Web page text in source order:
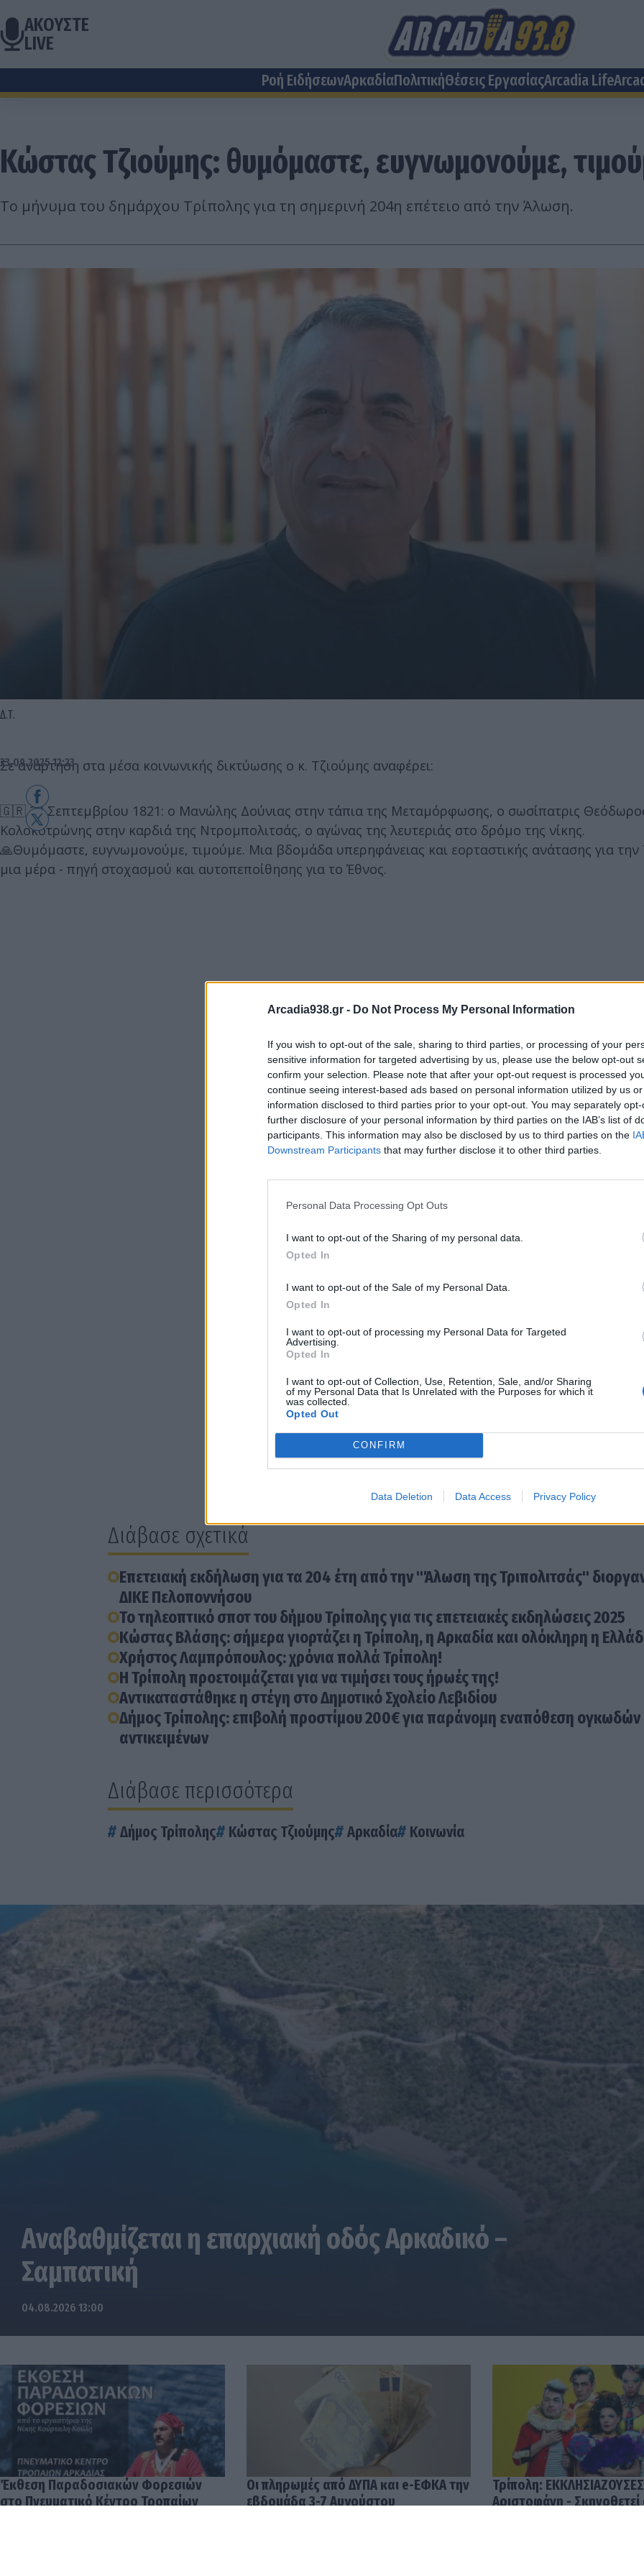
Arcadia938.gr - Do Not Process My Personal Information
If you wish to opt-out of the sale, sharing to third parties, or processing of your
sensitive information for targeted advertising by us, please use the below opt-out
confirm your selection. Please note that after your opt-out request is processed
continue seeing interest-based ads based on personal information utilized by us
information disclosed to third parties prior to your opt-out. You may separately
further disclosure of your personal information by third parties on the IAB’s list of
participants. This information may also be disclosed by us to third parties on the
Downstream Participants that may further disclose it to other third parties.
Personal Data Processing Opt Outs
I want to opt-out of the Sharing of my personal data.
Opted In
I want to opt-out of the Sale of my Personal Data.
Opted In
I want to opt-out of processing my Personal Data for Targeted
Advertising.
Opted In
I want to opt-out of Collection, Use, Retention, Sale, and/or Sharing
of my Personal Data that Is Unrelated with the Purposes for which it
was collected.
Opted Out
CONFIRM
Data Deletion Data Access Privacy Policy
ΑΚΟΥΣΤΕ
LIVE
Ροή ΕιδήσεωνΑρκαδίαΠολιτικήΘέσεις EργασίαςArcadia Life
Κώστας Τζιούμης: θυμόμαστε, ευγνωμονούμε,
Το μήνυμα του δημάρχου Τρίπολης για τη σημερινή 204η επέτειο από την Άλωση.
Δ.Τ.
23.09.2025 12:23
Σε ανάρτηση στα μέσα κοινωνικής δικτύωσης ο κ. Τζιούμης αναφέρει:
🇬🇷 23 Σεπτεμβρίου 1821: ο Μανώλης Δούνιας στην τάπια της Μεταμόρφωσης, ο σωσίπατρις
Κολοκοτρώνης στην καρδιά της Ντρομπολιτσάς, ο αγώνας της λευτεριάς στο δρόμο της νίκης.
🙏Θυμόμαστε, ευγνωμονούμε, τιμούμε. Μια βδομάδα υπερηφάνειας και εορταστικής ανάτασης για την
μια μέρα - πηγή στοχασμού και αυτοπεποίθησης για το Έθνος.
Διάβασε σχετικά
Επετειακή εκδήλωση για τα 204 έτη από την "Άλωση της Τριπολιτσάς"
ΔΙΚΕ Πελοποννήσου
Το τηλεοπτικό σποτ του δήμου Τρίπολης για τις επετειακές εκδηλώσεις 2025
Κώστας Βλάσης: σήμερα γιορτάζει η Τρίπολη, η Αρκαδία και ολόκληρη η
Χρήστος Λαμπρόπουλος: χρόνια πολλά Τρίπολη!
Η Τρίπολη προετοιμάζεται για να τιμήσει τους ήρωές της!
Αντικαταστάθηκε η στέγη στο Δημοτικό Σχολείο Λεβιδίου
Δήμος Τρίπολης: επιβολή προστίμου 200€ για παράνομη εναπόθεση ογκωδών
αντικειμένων
Διάβασε περισσότερα
Δήμος Τρίπολης Κώστας Τζιούμης Αρκαδία Κοινωνία
Αναβαθμίζεται η επαρχιακή οδός Αρκαδικό –
Σαμπατική
04.08.2026 13:00
Έκθεση Παραδοσιακών Φορεσιών
στο Πνευματικό Κέντρο Τροπαίων
Οι πληρωμές από ΔΥΠΑ και e-ΕΦΚΑ την
εβδομάδα 3-7 Αυγούστου
Τρίπολη:
Αριστοφάνη -